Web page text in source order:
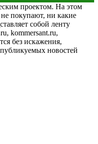
проектом. На этом
покупают, ни какие
собой ленту
kommersant.ru,
без искажения,
публикуемых новостей